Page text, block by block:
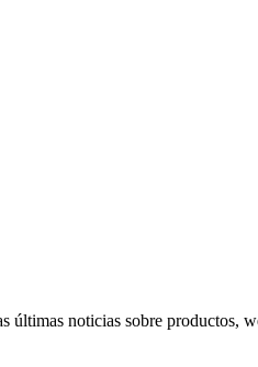
noticias sobre productos,